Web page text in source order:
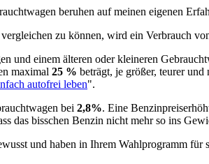
beruhen auf meinen eigenen
zu können, wird ein Verbrauch
und einem älteren oder kleineren
maximal 25 % beträgt, je größer, teurer
autofrei leben".
bei 2,8%. Eine
das bisschen Benzin nicht mehr so ins
und haben in Ihrem Wahlprogramm für